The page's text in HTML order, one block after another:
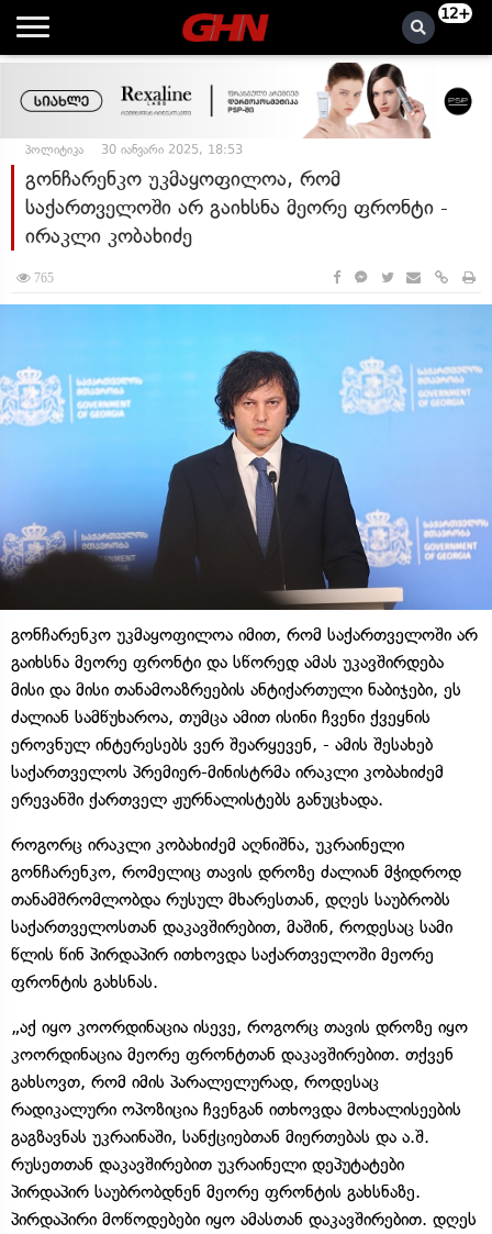
12+
პოლიტიკა 30 იანვარი 2025, 18:53
გონჩარენკო უკმაყოფილოა, რომ
საქართველოში არ გაიხსნა მეორე ფრონტი -
ირაკლი კობახიძე
765
გონჩარენკო უკმაყოფილოა იმით, რომ საქართველოში არ
გაიხსნა მეორე ფრონტი და სწორედ ამას უკავშირდება
მისი და მისი თანამოაზრეების ანტიქართული ნაბიჯები, ეს
ძალიან სამწუხაროა, თუმცა ამით ისინი ჩვენი ქვეყნის
ეროვნულ ინტერესებს ვერ შეარყევენ, - ამის შესახებ
საქართველოს პრემიერ-მინისტრმა ირაკლი კობახიძემ
ერევანში ქართველ ჟურნალისტებს განუცხადა.
როგორც ირაკლი კობახიძემ აღნიშნა, უკრაინელი
გონჩარენკო, რომელიც თავის დროზე ძალიან მჭიდროდ
თანამშრომლობდა რუსულ მხარესთან, დღეს საუბრობს
საქართველოსთან დაკავშირებით, მაშინ, როდესაც სამი
წლის წინ პირდაპირ ითხოვდა საქართველოში მეორე
ფრონტის გახსნას.
„აქ იყო კოორდინაცია ისევე, როგორც თავის დროზე იყო
კოორდინაცია მეორე ფრონტთან დაკავშირებით. თქვენ
გახსოვთ, რომ იმის პარალელურად, როდესაც
რადიკალური ოპოზიცია ჩვენგან ითხოვდა მოხალისეების
გაგზავნას უკრაინაში, სანქციებთან მიერთებას და ა.შ.
რუსეთთან დაკავშირებით უკრაინელი დეპუტატები
პირდაპირ საუბრობდნენ მეორე ფრონტის გახსნაზე.
პირდაპირი მოწოდებები იყო ამასთან დაკავშირებით. დღეს